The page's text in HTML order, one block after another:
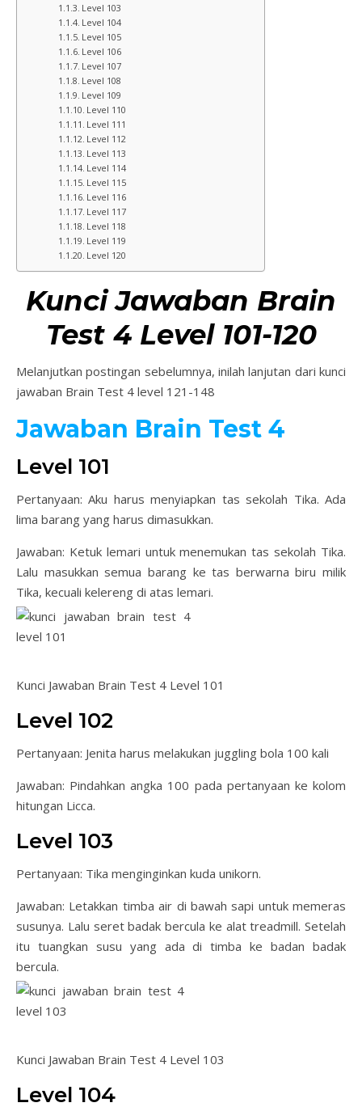
Level 103
Level 104
Level 105
Level 106
Level 107
Level 108
Level 109
Level 110
Level 111
Level 112
Level 113
Level 114
Level 115
Level 116
Level 117
Level 118
Level 119
Level 120
Kunci Jawaban Brain
Test 4 Level 101-120
Melanjutkan postingan sebelumnya, inilah lanjutan dari kunci
jawaban Brain Test 4 level 121-148
Jawaban Brain Test 4
Level 101
Pertanyaan: Aku harus menyiapkan tas sekolah Tika. Ada
lima barang yang harus dimasukkan.
Jawaban: Ketuk lemari untuk menemukan tas sekolah Tika.
Lalu masukkan semua barang ke tas berwarna biru milik
Tika, kecuali kelereng di atas lemari.
Kunci Jawaban Brain Test 4 Level 101
Level 102
Pertanyaan: Jenita harus melakukan juggling bola 100 kali
Jawaban: Pindahkan angka 100 pada pertanyaan ke kolom
hitungan Licca.
Level 103
Pertanyaan: Tika menginginkan kuda unikorn.
Jawaban: Letakkan timba air di bawah sapi untuk memeras
susunya. Lalu seret badak bercula ke alat treadmill. Setelah
itu tuangkan susu yang ada di timba ke badan badak
bercula.
Kunci Jawaban Brain Test 4 Level 103
Level 104